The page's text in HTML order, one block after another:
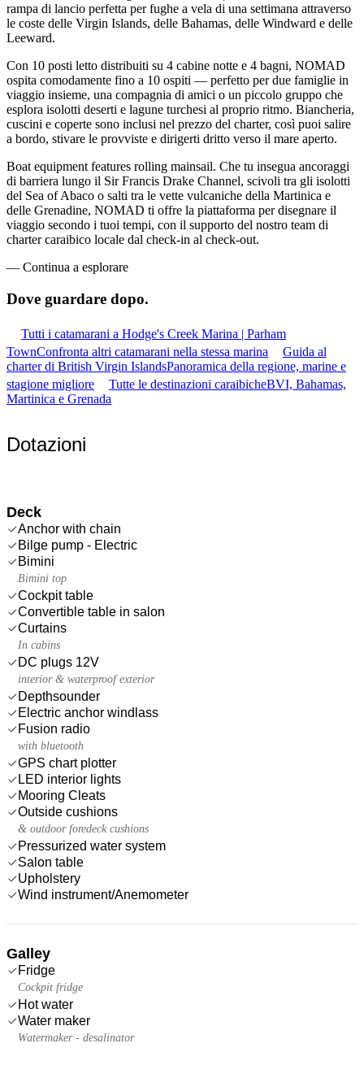
rampa di lancio perfetta per fughe a vela di una settimana attraverso
le coste delle Virgin Islands, delle Bahamas, delle Windward e delle
Leeward.
Con 10 posti letto distribuiti su 4 cabine notte e 4 bagni, NOMAD
ospita comodamente fino a 10 ospiti — perfetto per due famiglie in
viaggio insieme, una compagnia di amici o un piccolo gruppo che
esplora isolotti deserti e lagune turchesi al proprio ritmo. Biancheria,
cuscini e coperte sono inclusi nel prezzo del charter, così puoi salire
a bordo, stivare le provviste e dirigerti dritto verso il mare aperto.
Boat equipment features rolling mainsail. Che tu insegua ancoraggi
di barriera lungo il Sir Francis Drake Channel, scivoli tra gli isolotti
del Sea of Abaco o salti tra le vette vulcaniche della Martinica e
delle Grenadine, NOMAD ti offre la piattaforma per disegnare il
viaggio secondo i tuoi tempi, con il supporto del nostro team di
charter caraibico locale dal check-in al check-out.
— Continua a esplorare
Dove guardare dopo.
Tutti i catamarani a Hodge's Creek Marina | Parham
TownConfronta altri catamarani nella stessa marina
Guida al
charter di British Virgin IslandsPanoramica della regione, marine e
stagione migliore
Tutte le destinazioni caraibicheBVI, Bahamas,
Martinica e Grenada
Dotazioni
Deck
Anchor with chain
Bilge pump - Electric
Bimini
Bimini top
Cockpit table
Convertible table in salon
Curtains
In cabins
DC plugs 12V
interior & waterproof exterior
Depthsounder
Electric anchor windlass
Fusion radio
with bluetooth
GPS chart plotter
LED interior lights
Mooring Cleats
Outside cushions
& outdoor foredeck cushions
Pressurized water system
Salon table
Upholstery
Wind instrument/Anemometer
Galley
Fridge
Cockpit fridge
Hot water
Water maker
Watermaker - desalinator